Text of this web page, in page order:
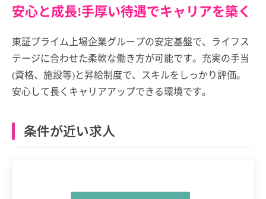
安心と成長!手厚い待遇でキャリアを築く
東証プライム上場企業グループの安定基盤で、ライフス
テージに合わせた柔軟な働き方が可能です。充実の手当
(資格、施設等)と昇給制度で、スキルをしっかり評価。
安心して長くキャリアアップできる環境です。
条件が近い求人